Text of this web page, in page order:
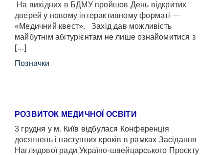
На вихідних в БДМУ пройшов День відкритих
дверей у новому інтерактивному форматі —
«Медичний квест». Захід дав можливість
майбутнім абітурієнтам не лише ознайомитися з
[…]
Позначки
РОЗВИТОК МЕДИЧНОЇ ОСВІТИ
3 грудня у м. Київ відбулася Конференція
досягнень і наступних кроків в рамках Засідання
Наглядової ради Україно-швейцарського Проєкту